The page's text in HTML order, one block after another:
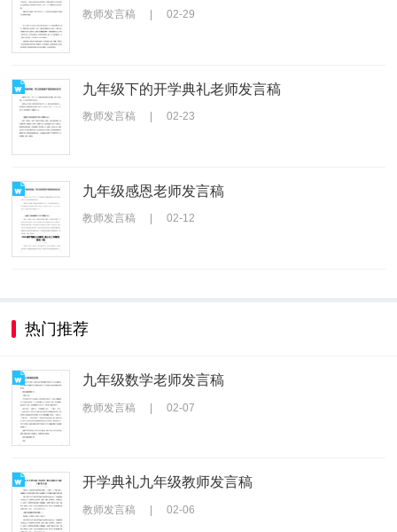
教师发言稿 02-29
九年级下的开学典礼老师发言稿
教师发言稿 02-23
九年级感恩老师发言稿
教师发言稿 02-12
热门推荐
九年级数学老师发言稿
教师发言稿 02-07
开学典礼九年级教师发言稿
教师发言稿 02-06